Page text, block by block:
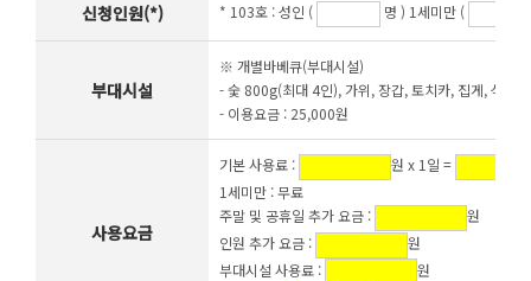
신청인원(*) * 103호 :성인 ( 명 ) 1세미만 (
부대시설
※ 개별바베큐(부대시설)
- 숯 800g(최대 4인), 가위, 장갑, 토치카, 집게, 석쇠,
- 이용요금 : 25,000원
사용요금
기본 사용료 :
원 x 1일 =
1세미만 : 무료
주말 및 공휴일 추가 요금 :
원
인원 추가 요금 :
원
부대시설 사용료 :
원